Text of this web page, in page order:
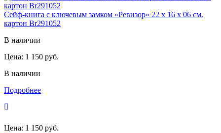
Сейф-книга с ключевым замком «Ревизор» 22 х 16 х 06 см.
картон Br291052
В наличии
Цена: 1 150 руб.
В наличии
Подробнее
Цена: 1 150 руб.